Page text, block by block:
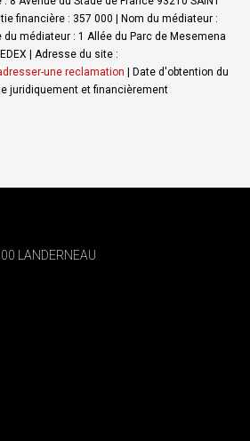
financière : 357 000 | Nom du médiateur :
du médiateur : 1 Allée du Parc de Mesemena
| Adresse du site :
une reclamation | Date d'obtention du
juridiquement et financièrement
LANDERNEAU